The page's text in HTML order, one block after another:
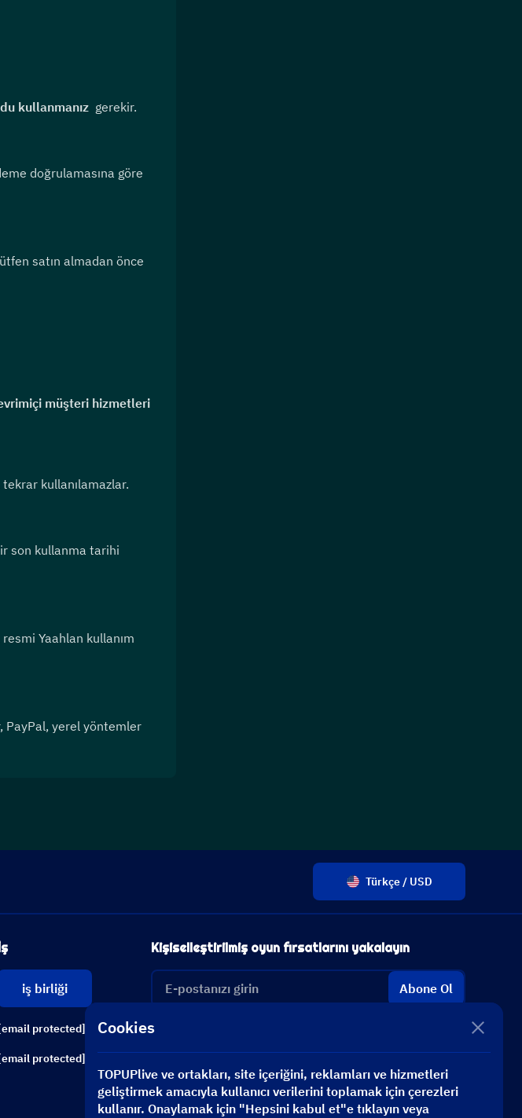
kullanmanız
  gerekir.
doğrulamasına göre
satın almadan önce
müşteri hizmetleri
tekrar kullanılamazlar.
son kullanma tarihi
Yaahlan kullanım
PayPal, yerel yöntemler
Türkçe / USD
İş
iş birliği
protected]
protected]
Kişiselleştirilmiş oyun fırsatlarını yakalayın
Abone Ol
Cookies
TOPUPlive ve ortakları, site içeriğini, reklamları ve hizmetleri
geliştirmek amacıyla kullanıcı verilerini toplamak için çerezleri
kullanır. Onaylamak için "Hepsini kabul et"e tıklayın veya